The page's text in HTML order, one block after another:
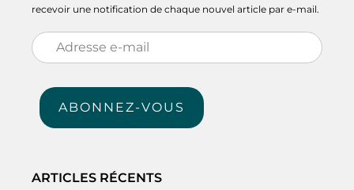
recevoir une notification de chaque nouvel article par e-mail.
Adresse
e-
mail
ABONNEZ-VOUS
ARTICLES RÉCENTS